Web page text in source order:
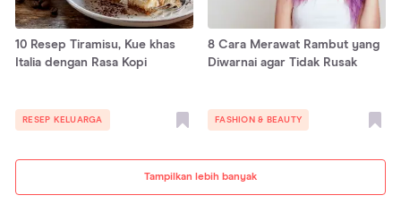
Tampilkan lebih banyak
10 Resep Tiramisu, Kue khas
Italia dengan Rasa Kopi
RESEP KELUARGA
8 Cara Merawat Rambut yang
Diwarnai agar Tidak Rusak
FASHION & BEAUTY